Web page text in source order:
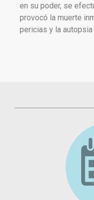
en su poder, se
provocó la muerte
pericias y la